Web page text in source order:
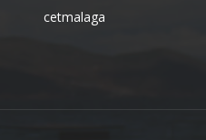
cetmalaga